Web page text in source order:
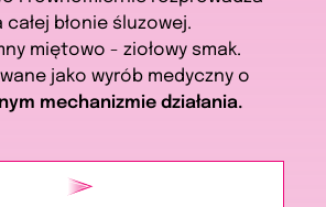
błonie śluzowej.
miętowo - ziołowy smak.
jako wyrób medyczny o
mechanizmie działania.